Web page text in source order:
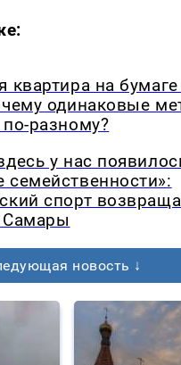
квартира на
одинаковые
разному?
у нас
спорт
новость ↓